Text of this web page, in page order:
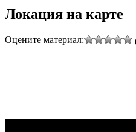
Локация на карте
Оцените материал: